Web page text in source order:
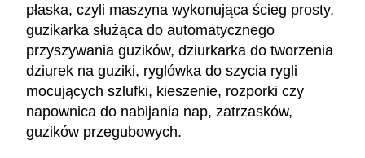
płaska, czyli maszyna wykonująca ścieg prosty,
guzikarka służąca do automatycznego
przyszywania guzików, dziurkarka do tworzenia
dziurek na guziki, ryglówka do szycia rygli
mocujących szlufki, kieszenie, rozporki czy
napownica do nabijania nap, zatrzasków,
guzików przegubowych.